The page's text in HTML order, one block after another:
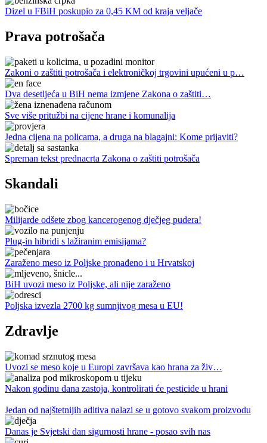
Dizel u FBiH poskupio za 0,45 KM od kraja veljače
Prava potrošača
Zakoni o zaštiti potrošača i elektroničkoj trgovini upućeni u p…
Dva desetljeća u BiH nema izmjene Zakona o zaštiti…
Sve više pritužbi na cijene hrane i komunalija
Jedna cijena na policama, a druga na blagajni: Kome prijaviti?
Spreman tekst prednacrta Zakona o zaštiti potrošača
Skandali
Milijarde odšete zbog kancerogenog dječjeg pudera!
Plug-in hibridi s lažiranim emisijama?
Zaraženo meso iz Poljske pronađeno i u Hrvatskoj
BiH uvozi meso iz Poljske, ali nije zaraženo
Poljska izvezla 2700 kg sumnjivog mesa u EU!
Zdravlje
Uvozi se meso koje u Europi završava kao hrana za živ…
Nakon godinu dana zastoja, kontrolirati će pesticide u hrani
Jedan od najštetnijih aditiva nalazi se u gotovo svakom proizvodu
Danas je Svjetski dan sigurnosti hrane - posao svih nas